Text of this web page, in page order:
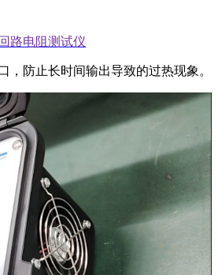
回路电阻测试仪
，防止长时间输出导致的过热现象。